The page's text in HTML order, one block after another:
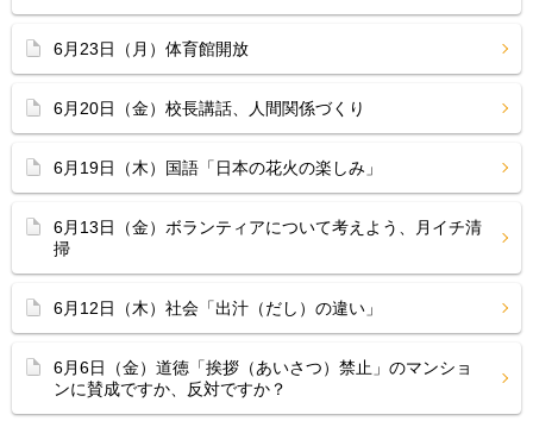
6月23日（月）体育館開放
6月20日（金）校長講話、人間関係づくり
6月19日（木）国語「日本の花火の楽しみ」
6月13日（金）ボランティアについて考えよう、月イチ清
掃
6月12日（木）社会「出汁（だし）の違い」
6月6日（金）道徳「挨拶（あいさつ）禁止」のマンショ
ンに賛成ですか、反対ですか？